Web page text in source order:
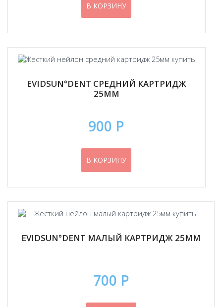
В КОРЗИНУ
EVIDSUN°DENT СРЕДНИЙ КАРТРИДЖ
25ММ
900 Р
В КОРЗИНУ
EVIDSUN°DENT МАЛЫЙ КАРТРИДЖ 25ММ
700 Р